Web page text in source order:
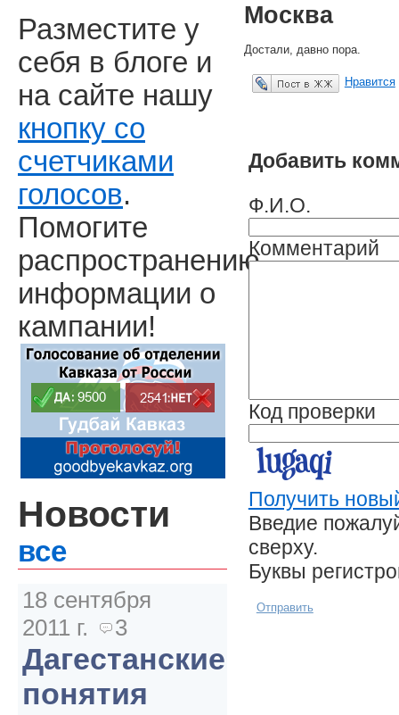
Москва
Достали, давно пора.
Опубликовать в ЖЖ Нравится
Добавить
Ф.И.О.
Комментарий
Код проверки
Получить
Введие
сверху.
Буквы
Отправить
Разместите у
себя в блоге и
на сайте нашу
кнопку со
счетчиками
голосов.
Помогите
распространению
информации о
кампании!
Новости
все
18 сентября
2011 г.
3
Дагестанские
понятия